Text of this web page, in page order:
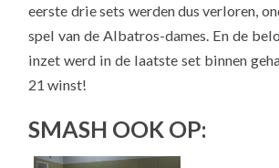
eerste drie sets werden dus verloren,
spel van de Albatros-dames. En de
inzet werd in de laatste set binnen
21 winst!
SMASH OOK OP: